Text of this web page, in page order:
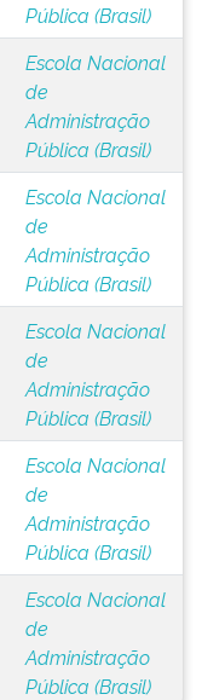
Pública (Brasil)
Escola Nacional
de
Administração
Pública (Brasil)
Escola Nacional
de
Administração
Pública (Brasil)
Escola Nacional
de
Administração
Pública (Brasil)
Escola Nacional
de
Administração
Pública (Brasil)
Escola Nacional
de
Administração
Pública (Brasil)